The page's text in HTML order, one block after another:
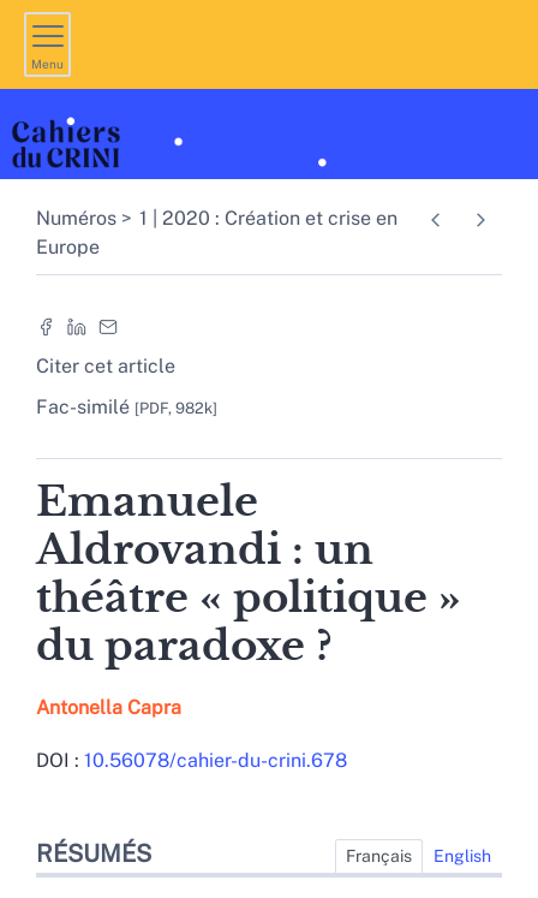
Menu
Numéros
1 | 2020 : Création et crise en
Europe
Citer cet article
Fac-similé [PDF, 982k]
Emanuele
Aldrovandi : un
théâtre « politique »
du paradoxe ?
Antonella Capra
DOI : 10.56078/cahier-du-crini.678
Index
Plan
RÉSUMÉS Français English